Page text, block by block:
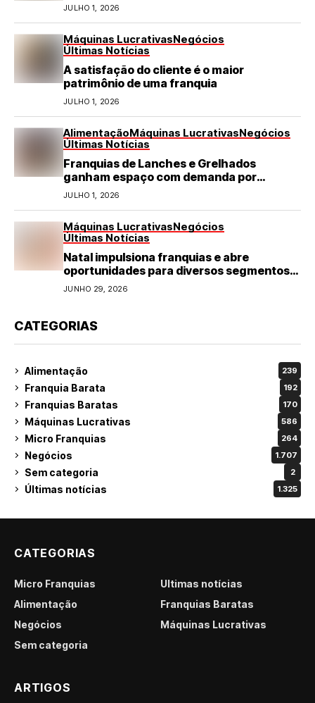
turismo em negócio de destaque no RN
JULHO 1, 2026
Máquinas LucrativasNegócios
Últimas Notícias
A satisfação do cliente é o maior
patrimônio de uma franquia
JULHO 1, 2026
AlimentaçãoMáquinas LucrativasNegócios
Últimas Notícias
Franquias de Lanches e Grelhados
ganham espaço com demanda por
refeições rápidas e de qualidade
JULHO 1, 2026
Máquinas LucrativasNegócios
Últimas Notícias
Natal impulsiona franquias e abre
oportunidades para diversos segmentos
do varejo
JUNHO 29, 2026
CATEGORIAS
Alimentação 239
Franquia Barata 192
Franquias Baratas 170
Máquinas Lucrativas 586
Micro Franquias 264
Negócios 1.707
Sem categoria 2
Últimas notícias 1.325
CATEGORIAS
Micro Franquias
Últimas notícias
Alimentação
Franquias Baratas
Negócios
Máquinas Lucrativas
Sem categoria
ARTIGOS